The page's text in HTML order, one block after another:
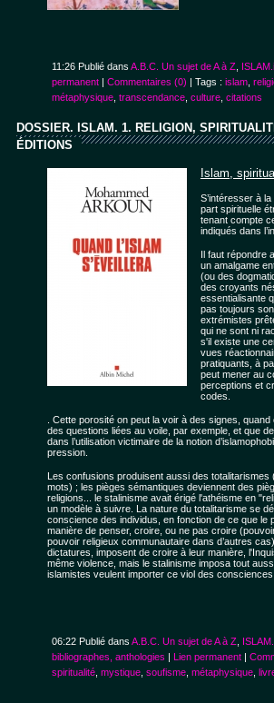
11:26 Publié dans A.B.C. Un sujet de A à Z
permanent | Commentaires (0) | Tags : islam
métaphysique transcendance culture citations
DOSSIER. ISLAM. 1. RELIGION,
ÉDITIONS
Islam,
S’intéresser à
part spirituelle
tenant compte
indiqués dans
Il faut répondre
un amalgame
(ou des
des croyants
essentialisante
pas toujours
extrémistes
qui ne sont ni
s'il existe une
vues
pratiquants, à
peut mener au
perceptions et
codes.
. Cette porosité on peut la voir à des signes,
des questions liées au voile, par exemple, et que
dans l’utilisation victimaire de la notion
pression.
Les confusions produisent aussi des
mots) ; les pièges sémantiques deviennent des
religions... le stalinisme avait érigé l'athéisme en
un modèle à suivre. La nature du totalitarisme se
conscience des individus, en fonction de ce que le
manière de penser, croire, ou ne pas croire
pouvoir religieux communautaire dans d’autres
dictatures, imposent de croire à leur manière,
même violence, mais le stalinisme imposa tout
islamistes veulent importer ce viol des
06:22 Publié dans A.B.C. Un sujet de A à Z
bibliographes, anthologies | Lien permanent |
spiritualité mystique soufisme métaphysique